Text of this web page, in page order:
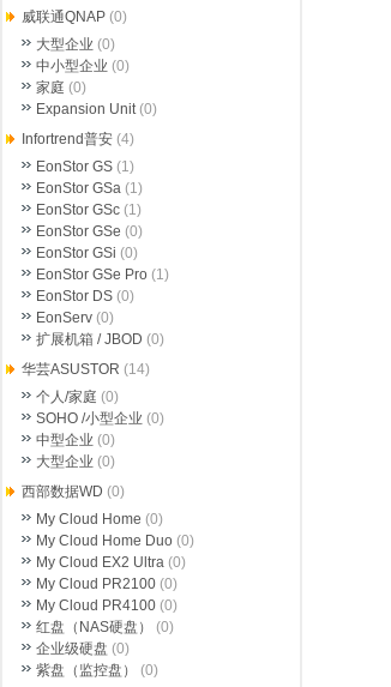
威联通QNAP (0)
大型企业 (0)
中小型企业 (0)
家庭 (0)
Expansion Unit(0)
Infortrend普安 (4)
EonStor GS (1)
EonStor GSa (1)
EonStor GSc (1)
EonStor GSe (0)
EonStor GSi (0)
EonStor GSe Pro (1)
EonStor DS (0)
EonServ (0)
扩展机箱 / JBOD (0)
华芸ASUSTOR (14)
个人/家庭 (0)
SOHO /小型企业 (0)
中型企业 (0)
大型企业 (0)
西部数据WD (0)
My Cloud Home (0)
My Cloud Home Duo (0)
My Cloud EX2 Ultra (0)
My Cloud PR2100 (0)
My Cloud PR4100 (0)
红盘（NAS硬盘）
(0)
企业级硬盘 (0)
紫盘（监控盘）
(0)